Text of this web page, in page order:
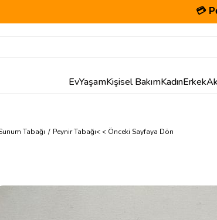
💳
EvYaşamKişisel BakımKadınErkek
Tabağı Peynir Tabağı< < Önceki Sayfaya Dön